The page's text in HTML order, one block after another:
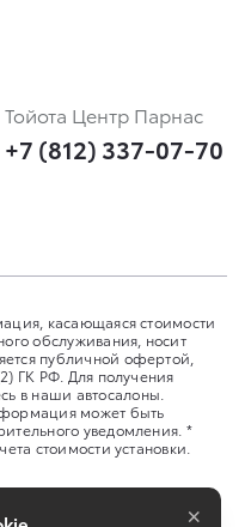
Тойота Центр Парнас
+7 (812) 337-07-70
касающаяся стоимости
обслуживания, носит
публичной офертой,
ГК РФ. Для получения
в наши автосалоны.
может быть
уведомления. *
стоимости установки.
×